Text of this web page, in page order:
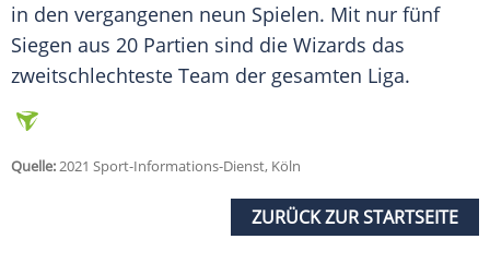
in den vergangenen neun Spielen. Mit nur fünf
Siegen aus 20 Partien sind die Wizards das
zweitschlechteste Team der gesamten Liga.
Quelle:2021 Sport-Informations-Dienst, Köln
ZURÜCK ZUR STARTSEITE